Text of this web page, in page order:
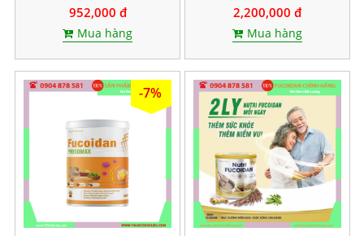
952,000 đ
Mua hàng
2,200,000 đ
Mua hàng
-7%